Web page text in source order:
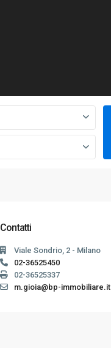
Contatti
Viale Sondrio, 2 - Milano
02-36525450
02-36525337
m.gioia@bp-immobiliare.it